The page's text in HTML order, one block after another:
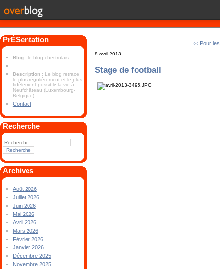
PrÉSentation
Blog : le blog chestrolais
Description : Le blog retrace
le plus régulièrement et le plus
fidèlement possible la vie à
Neufchâteau (Luxembourg-
Belgique).
Contact
Recherche
Archives
Août 2026
Juillet 2026
Juin 2026
Mai 2026
Avril 2026
Mars 2026
Février 2026
Janvier 2026
Décembre 2025
Novembre 2025
<< Pour
8 avril 2013
Stage de football